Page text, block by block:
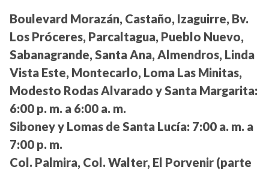
Boulevard Morazán, Castaño, Izaguirre, Bv.
Los Próceres, Parcaltagua, Pueblo Nuevo,
Sabanagrande, Santa Ana, Almendros, Linda
Vista Este, Montecarlo, Loma Las Minitas,
Modesto Rodas Alvarado y Santa Margarita:
6:00 p. m. a 6:00 a. m.
Siboney y Lomas de Santa Lucía: 7:00 a. m. a
7:00 p. m.
Col. Palmira, Col. Walter, El Porvenir (parte